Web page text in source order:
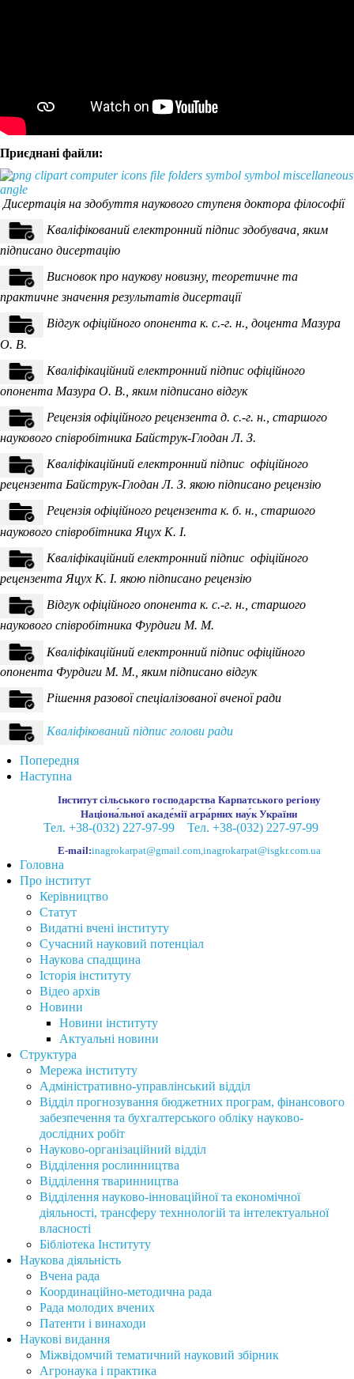
Приєднані файли:
Дисертація на здобуття наукового ступеня доктора філософії
Кваліфікований електронний підпис здобувача, яким
підписано дисертацію
Висновок про наукову новизну, теоретичне та
практичне значення результатів дисертації
Відгук офіційного опонента к. с.-г. н., доцента Мазура
О. В.
Кваліфікаційний електронний підпис офіційного
опонента Мазура О. В., яким підписано відгук
Рецензія офіційного рецензента д. с.-г. н., старшого
наукового співробітника Байструк-Глодан Л. З.
Кваліфікаційний електронний підпис офіційного
рецензента Байструк-Глодан Л. З. якою підписано рецензію
Рецензія офіційного рецензента к. б. н., старшого
наукового співробітника Яцух К. І.
Кваліфікаційний електронний підпис офіційного
рецензента Яцух К. І. якою підписано рецензію
Відгук офіційного опонента к. с.-г. н., старшого
наукового співробітника Фурдиги М. М.
Кваліфікаційний електронний підпис офіційного
опонента Фурдиги М. М., яким підписано відгук
Рішення разової спеціалізованої вченої ради
Кваліфікований підпис голови ради
Попередня
Наступна
Інститут сільського господарства Карпатського регіону
Націона́льної акаде́мії агра́рних нау́к України
Тел. +38-(032) 227-97-99 Тел. +38-(032) 227-97-99
E-mail:inagrokarpat@gmail.com,inagrokarpat@isgkr.com.ua
Головна
Про інститут
Керівництво
Статут
Видатні вчені інституту
Сучасний науковий потенціал
Наукова спадщина
Історія інституту
Відео архів
Новини
Новини інституту
Актуальні новини
Структура
Мережа інституту
Адміністративно-управлінський відділ
Відділ прогнозування бюджетних програм, фінансового
забезпечення та бухгалтерського обліку науково-
дослідних робіт
Науково-організаційний відділ
Відділення рослинництва
Відділення тваринництва
Відділення науково-інноваційної та економічної
діяльності, трансферу техннологій та інтелектуальної
власності
Бібліотека Інституту
Наукова діяльність
Вчена рада
Координаційно-методична рада
Рада молодих вчених
Патенти і винаходи
Наукові видання
Міжвідомчий тематичний науковий збірник
Агронаука і практика